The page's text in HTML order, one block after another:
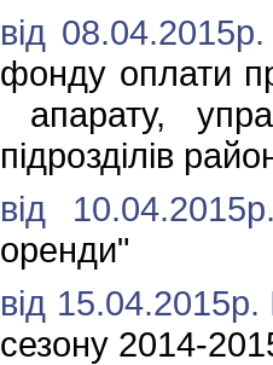
від
фонду оплати
апарату,
підрозділів
від
оренди"
від
сезону 2014-